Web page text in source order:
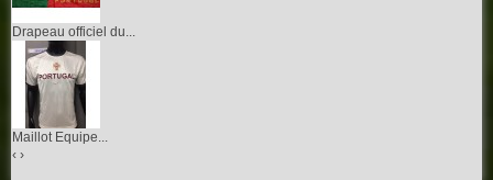
Drapeau officiel du...
Maillot Equipe...
‹ ›